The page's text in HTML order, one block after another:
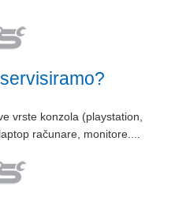
vrste konzola (playstation,
računare, monitore....